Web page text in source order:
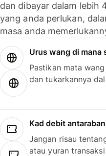
dan dibayar dalam lebih
yang anda perlukan,
masa anda
Urus wang di mana
Pastikan mata
dan tukarkannya
Kad debit
Jangan risau
atau yuran